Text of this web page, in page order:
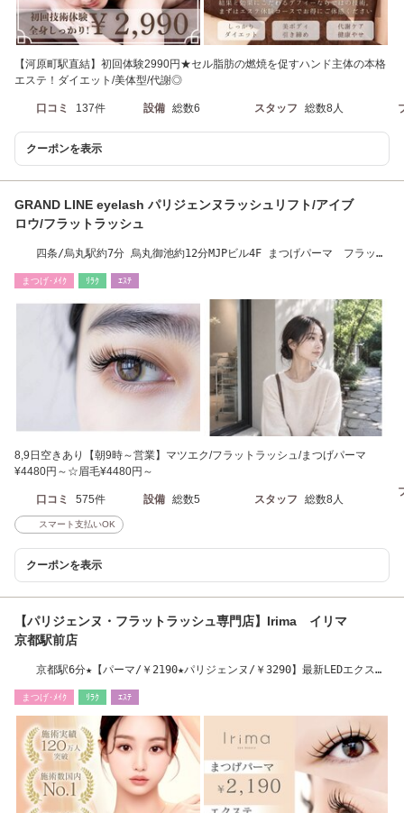
【河原町駅直結】初回体験2990円★セル脂肪の燃焼を促すハンド主体の本格
エステ！ダイエット/美体型/代謝◎
口コミ 137件 設備 総数6 スタッフ 総数8人
クーポンを表示
GRAND LINE eyelash パリジェンヌラッシュリフト/アイブ
ロウ/フラットラッシュ
四条/烏丸駅約7分 烏丸御池約12分MJPビル4F まつげパーマ フラット
まつげ･ﾒｲｸ ﾘﾗｸ ｴｽﾃ
8,9日空きあり【朝9時～営業】マツエク/フラットラッシュ/まつげパーマ
¥4480円～☆眉毛¥4480円～
口コミ 575件 設備 総数5 スタッフ 総数8人
スマート支払いOK
クーポンを表示
【パリジェンヌ・フラットラッシュ専門店】Irima イリマ
京都駅前店
京都駅6分★【パーマ/￥2190★パリジェンヌ/￥3290】最新LEDエクステ
まつげ･ﾒｲｸ ﾘﾗｸ ｴｽﾃ